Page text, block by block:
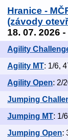
Hranice -
(závody
18. 07. 2026
Agility
Agility MT: 1/6,
Agility Open: 2/
Jumping
Jumping MT: 1/
Jumping Open: